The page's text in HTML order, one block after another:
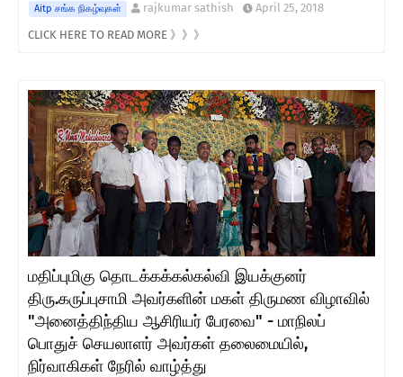
Aitp சங்க நிகழ்வுகள் rajkumar sathish
April 25, 2018
CLICK HERE TO READ MORE 》》》
மதிப்புமிகு தொடக்கக்கல்கல்வி இயக்குனர்
திரு.கருப்புசாமி அவர்களின் மகள் திருமண விழாவில்
"அனைத்திந்திய ஆசிரியர் பேரவை" - மாநிலப்
பொதுச் செயலாளர் அவர்கள் தலைமையில்,
நிர்வாகிகள் நேரில் வாழ்த்து